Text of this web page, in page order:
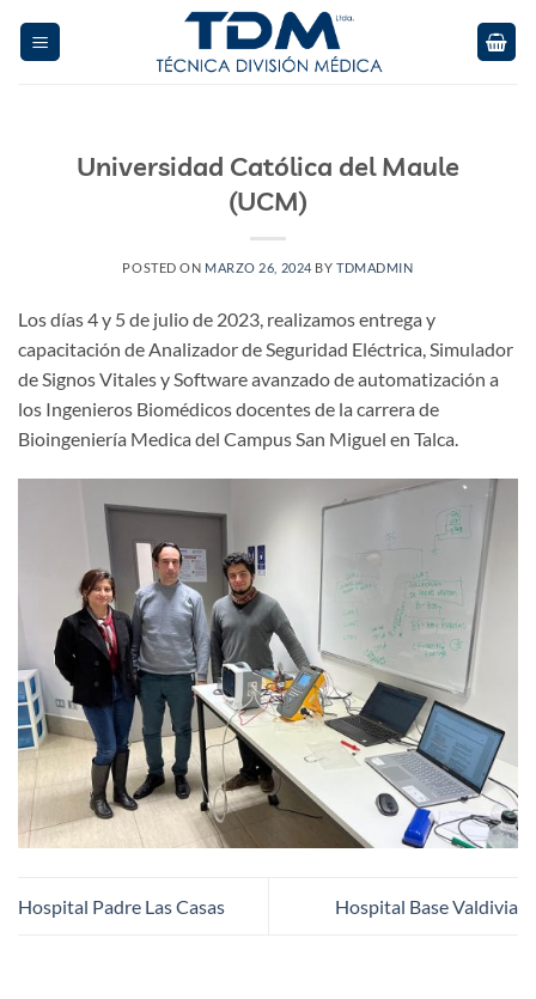
Universidad Católica del Maule
(UCM)
POSTED ON MARZO 26, 2024 BYTDMADMIN
Los días 4 y 5 de julio de 2023, realizamos entrega y
capacitación de Analizador de Seguridad Eléctrica, Simulador
de Signos Vitales y Software avanzado de automatización a
los Ingenieros Biomédicos docentes de la carrera de
Bioingeniería Medica del Campus San Miguel en Talca.
Hospital Padre Las Casas Hospital Base Valdivia